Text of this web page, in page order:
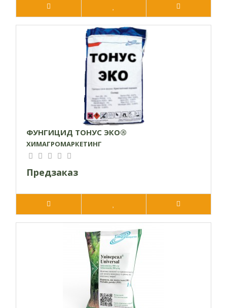
ФУНГИЦИД ТОНУС ЭКО®
ХИМАГРОМАРКЕТИНГ
Предзаказ